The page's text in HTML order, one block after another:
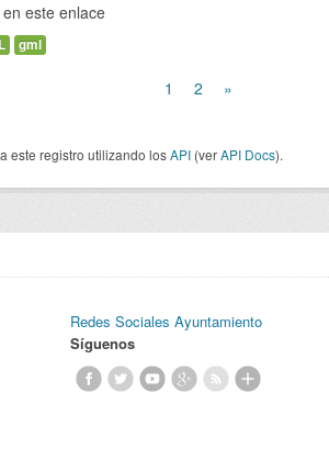
este enlace
gml
1 2 »
este registro utilizando losAPI (verAPI Docs).
Redes Sociales Ayuntamiento
Síguenos